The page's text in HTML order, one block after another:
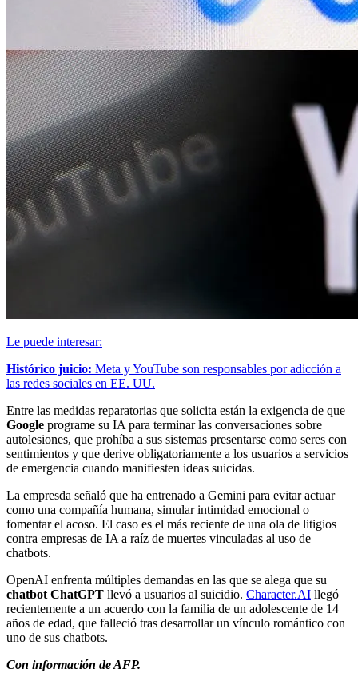
Le puede interesar:
Histórico juicio: Meta y YouTube son responsables por adicción a
las redes sociales en EE. UU.
Entre las medidas reparatorias que solicita están la exigencia de que
Google programe su IA para terminar las conversaciones sobre
autolesiones, que prohíba a sus sistemas presentarse como seres con
sentimientos y que derive obligatoriamente a los usuarios a servicios
de emergencia cuando manifiesten ideas suicidas.
La empresda señaló que ha entrenado a Gemini para evitar actuar
como una compañía humana, simular intimidad emocional o
fomentar el acoso. El caso es el más reciente de una ola de litigios
contra empresas de IA a raíz de muertes vinculadas al uso de
chatbots.
OpenAI enfrenta múltiples demandas en las que se alega que su
chatbot ChatGPT llevó a usuarios al suicidio. Character.AI llegó
recientemente a un acuerdo con la familia de un adolescente de 14
años de edad, que falleció tras desarrollar un vínculo romántico con
uno de sus chatbots.
Con información de AFP.